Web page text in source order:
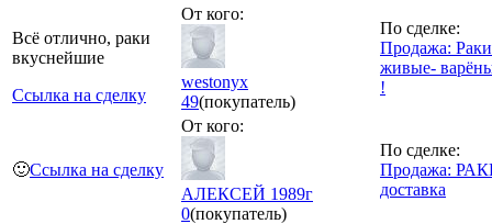
Всё отлично, раки
вкуснейшие
Ссылка на сделку
От кого:
westonyx
49(покупатель)
По сделке:
Продажа: Раки
живые-
!
🙂Ссылка на сделку
От кого:
АЛЕКСЕЙ 1989г
0(покупатель)
По сделке:
Продажа:
доставка